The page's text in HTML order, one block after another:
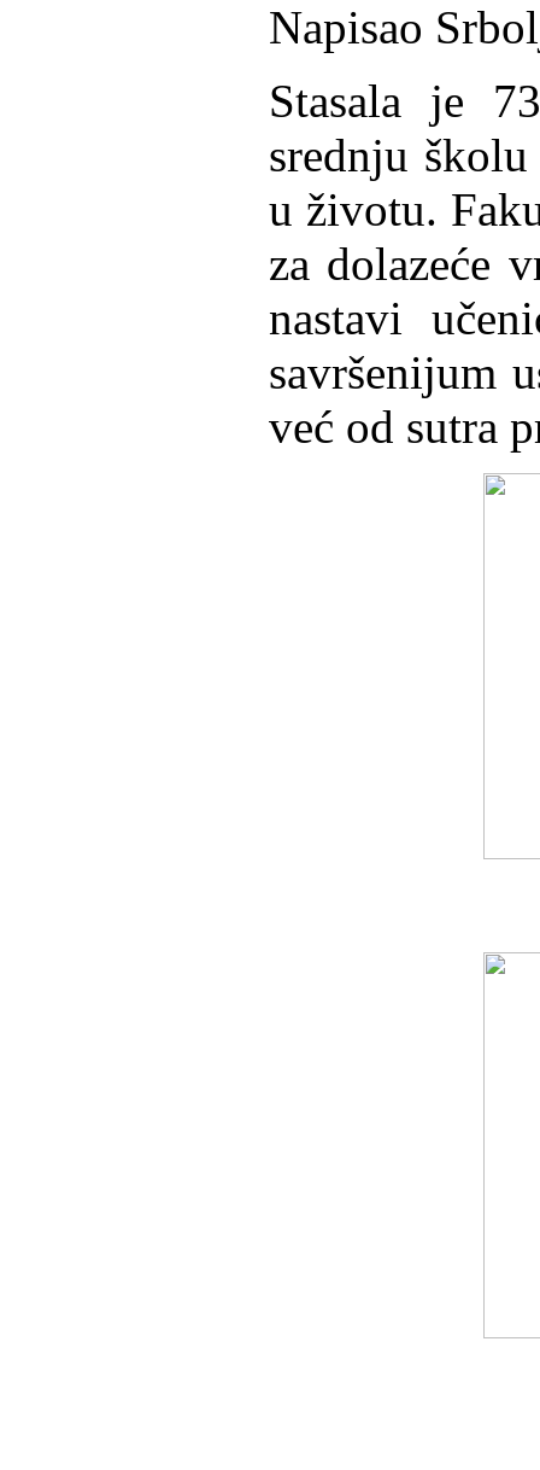
Napisao
Stasala je
srednju
u životu.
za dolazeće
nastavi
savršenijum
već od sutra